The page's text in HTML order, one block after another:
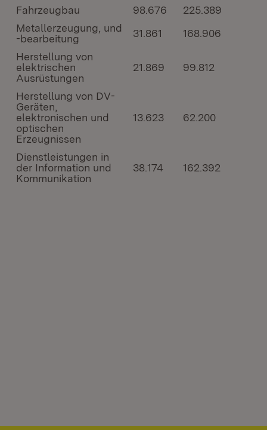
Fahrzeugbau
98.676
225.389
Metallerzeugung, und
-bearbeitung
31.861
168.906
Herstellung von
elektrischen
Ausrüstungen
21.869 99.812
Herstellung von DV-
Geräten,
elektronischen und
optischen
Erzeugnissen
13.623 62.200
Dienstleistungen in
der Information und
Kommunikation
38.174 162.392